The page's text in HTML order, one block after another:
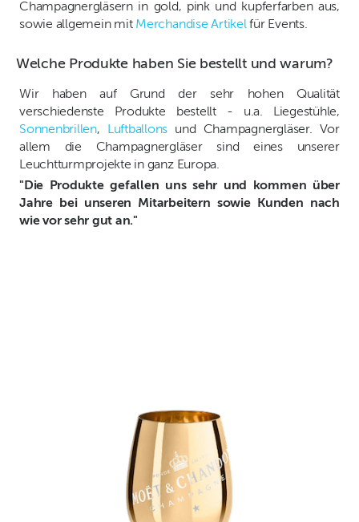
Champagnergläsern in gold, pink und kupferfarben aus,
sowie allgemein mit Merchandise Artikelfür Events.
Welche Produkte haben Sie bestellt und warum?
Wir haben auf Grund der sehr hohen Qualität
verschiedenste Produkte bestellt - u.a. Liegestühle,
Sonnenbrillen, Luftballons und Champagnergläser. Vor
allem die Champagnergläser sind eines unserer
Leuchtturmprojekte in ganz Europa.
"Die Produkte gefallen uns sehr und kommen über
Jahre bei unseren Mitarbeitern sowie Kunden nach
wie vor sehr gut an."